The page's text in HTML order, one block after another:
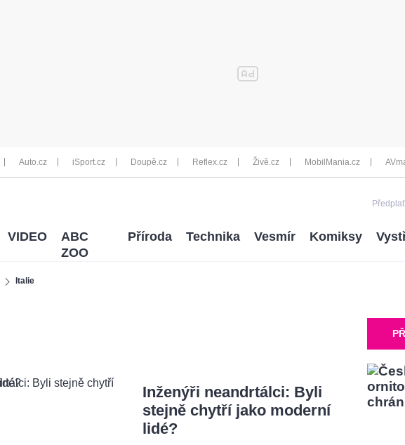
Auto.cz iSport.cz Doupě.cz Reflex.cz Živě.cz MobilMania.cz
Italie
VIDEO
ABC
ZOO
Příroda Technika Vesmír Komiksy
Inženýři neandrtálci: Byli
stejně chytří jako moderní
lidé?